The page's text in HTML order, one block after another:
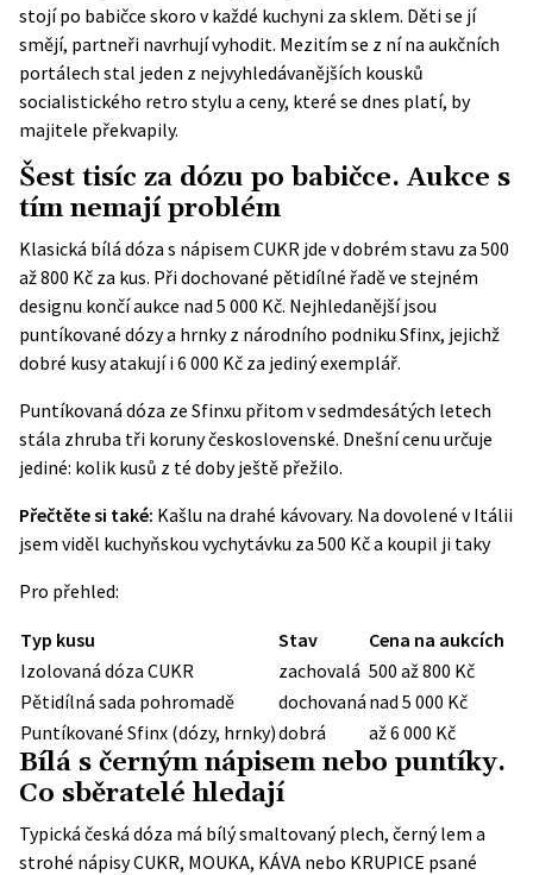
stojí po babičce skoro v každé kuchyni za sklem. Děti se jí
smějí, partneři navrhují vyhodit. Mezitím se z ní na aukčních
portálech stal jeden z nejvyhledávanějších kousků
socialistického retro stylu a ceny, které se dnes platí, by
majitele překvapily.
Šest tisíc za dózu po babičce. Aukce s
tím nemají problém
Klasická bílá dóza s nápisem CUKR jde v dobrém stavu za 500
až 800 Kč za kus. Při dochované pětidílné řadě ve stejném
designu končí aukce nad 5 000 Kč. Nejhledanější jsou
puntíkované dózy a hrnky z národního podniku Sfinx, jejichž
dobré kusy atakují i 6 000 Kč za jediný exemplář.
Puntíkovaná dóza ze Sfinxu přitom v sedmdesátých letech
stála zhruba tři koruny československé. Dnešní cenu určuje
jediné: kolik kusů z té doby ještě přežilo.
Přečtěte si také: Kašlu na drahé kávovary. Na dovolené v Itálii
jsem viděl kuchyňskou vychytávku za 500 Kč a koupil ji taky
Pro přehled:
Typ kusu Stav
Cena na aukcích
Izolovaná dóza CUKR
zachovalá 500 až 800 Kč
Pětidílná sada pohromadě
dochovaná nad 5 000 Kč
Puntíkované Sfinx (dózy, hrnky)dobrá až 6 000 Kč
Bílá s černým nápisem nebo puntíky.
Co sběratelé hledají
Typická česká dóza má bílý smaltovaný plech, černý lem a
strohé nápisy CUKR, MOUKA, KÁVA nebo KRUPICE psané